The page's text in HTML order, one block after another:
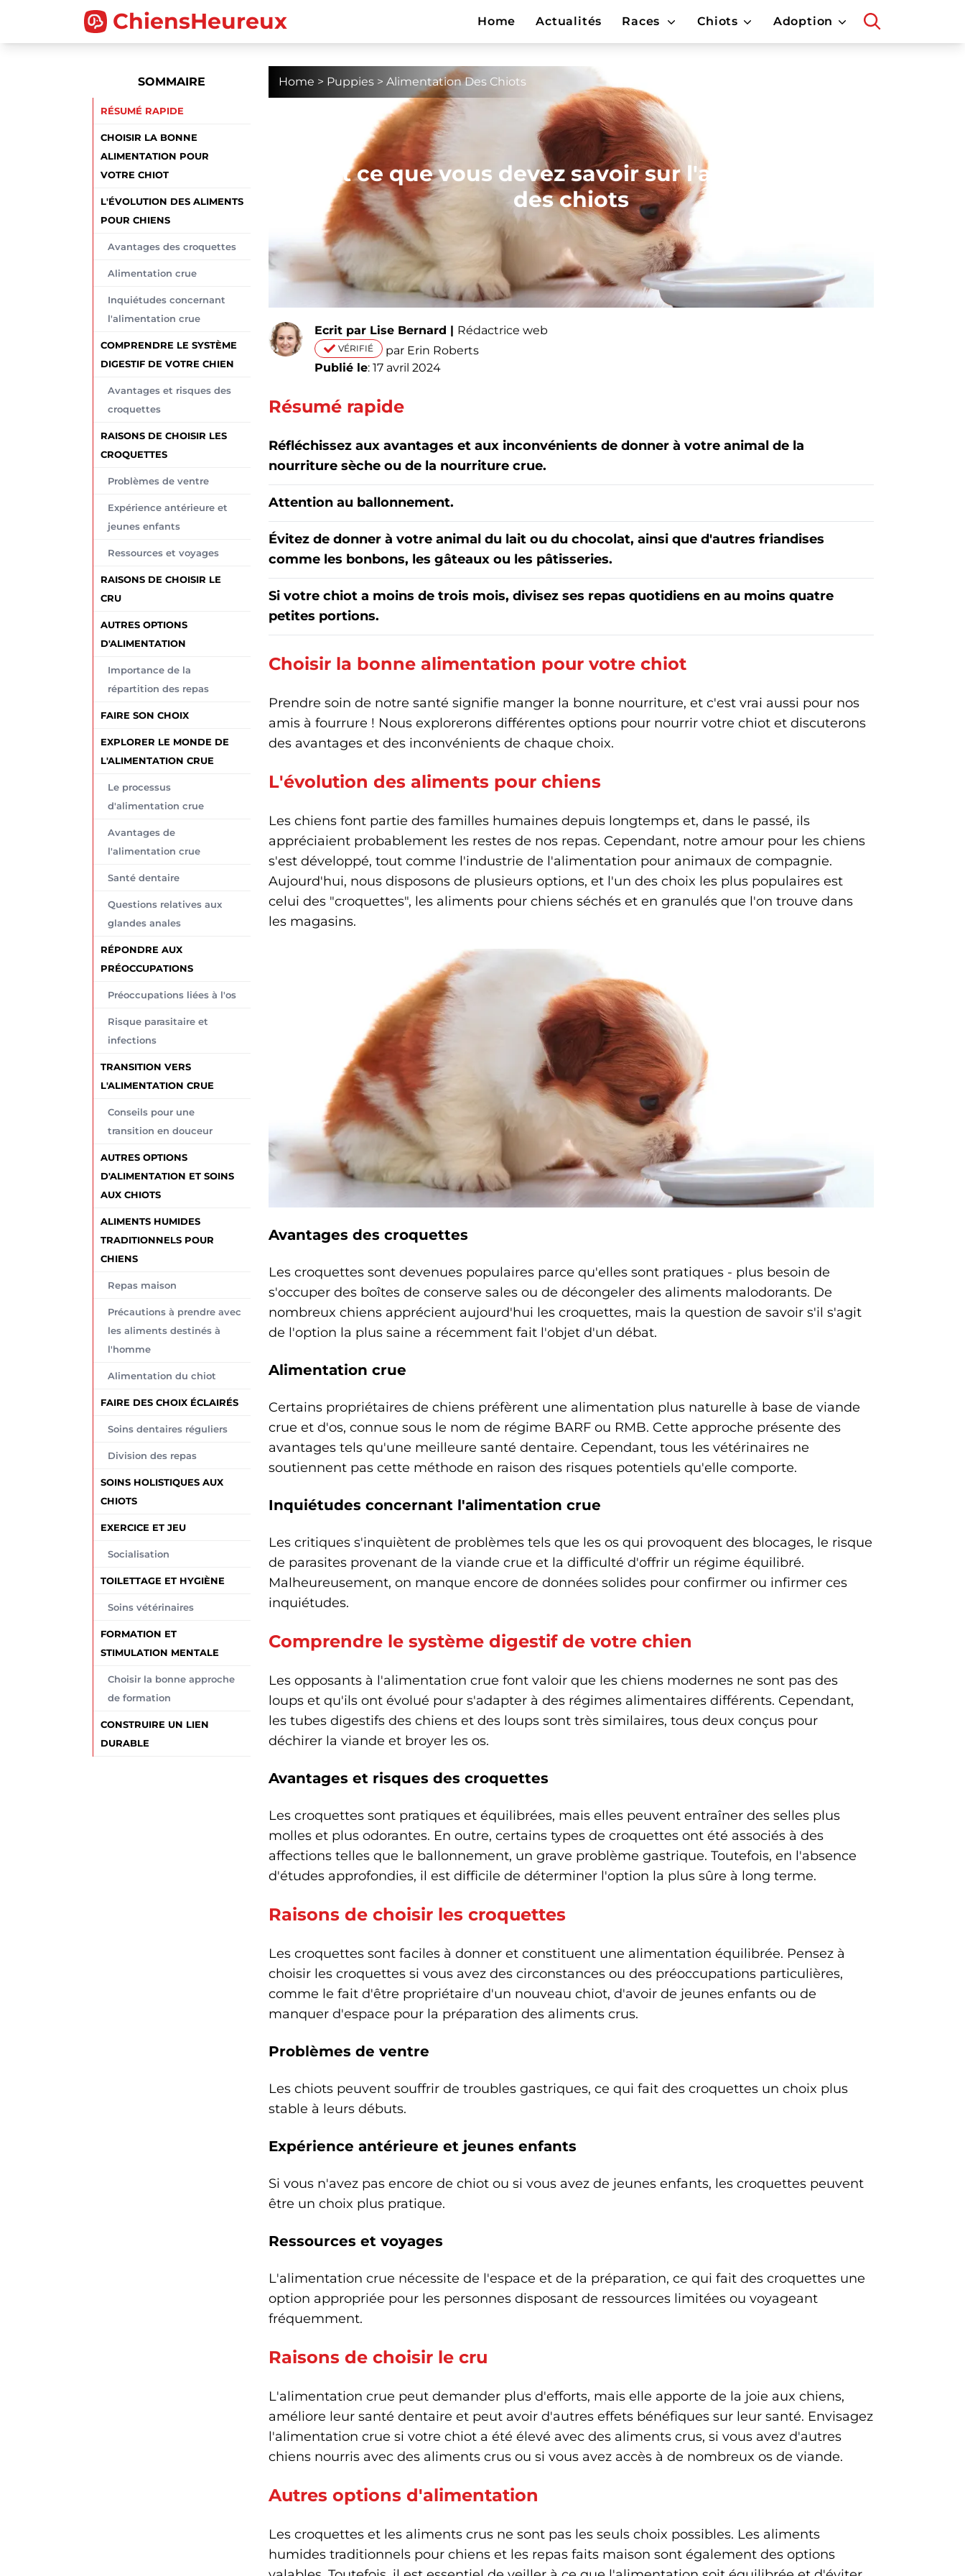
ChiensHeureux Home Actualités Races Chiots Adoption
SOMMAIRE
RÉSUMÉ RAPIDE
CHOISIR LA BONNE
ALIMENTATION POUR
VOTRE CHIOT
L'ÉVOLUTION DES ALIMENTS
POUR CHIENS
Avantages des croquettes
Alimentation crue
Inquiétudes concernant
l'alimentation crue
COMPRENDRE LE SYSTÈME
DIGESTIF DE VOTRE CHIEN
Avantages et risques des
croquettes
RAISONS DE CHOISIR LES
CROQUETTES
Problèmes de ventre
Expérience antérieure et
jeunes enfants
Ressources et voyages
RAISONS DE CHOISIR LE
CRU
AUTRES OPTIONS
D'ALIMENTATION
Importance de la
répartition des repas
FAIRE SON CHOIX
EXPLORER LE MONDE DE
L'ALIMENTATION CRUE
Le processus
d'alimentation crue
Avantages de
l'alimentation crue
Santé dentaire
Questions relatives aux
glandes anales
RÉPONDRE AUX
PRÉOCCUPATIONS
Préoccupations liées à l'os
Risque parasitaire et
infections
TRANSITION VERS
L'ALIMENTATION CRUE
Conseils pour une
transition en douceur
AUTRES OPTIONS
D'ALIMENTATION ET SOINS
AUX CHIOTS
ALIMENTS HUMIDES
TRADITIONNELS POUR
CHIENS
Repas maison
Précautions à prendre avec
les aliments destinés à
l'homme
Alimentation du chiot
FAIRE DES CHOIX ÉCLAIRÉS
Soins dentaires réguliers
Division des repas
SOINS HOLISTIQUES AUX
CHIOTS
EXERCICE ET JEU
Socialisation
TOILETTAGE ET HYGIÈNE
Soins vétérinaires
FORMATION ET
STIMULATION MENTALE
Choisir la bonne approche
de formation
CONSTRUIRE UN LIEN
DURABLE
Home > Puppies > Alimentation Des Chiots
Tout ce que vous devez savoir sur l'alimentation
des chiots
Ecrit par Lise Bernard | Rédactrice web
VÉRIFIÉ
par Erin Roberts
Publié le: 17 avril 2024
Résumé rapide
Réfléchissez aux avantages et aux inconvénients de donner à votre animal de la
nourriture sèche ou de la nourriture crue.
Attention au ballonnement.
Évitez de donner à votre animal du lait ou du chocolat, ainsi que d'autres friandises
comme les bonbons, les gâteaux ou les pâtisseries.
Si votre chiot a moins de trois mois, divisez ses repas quotidiens en au moins quatre
petites portions.
Choisir la bonne alimentation pour votre chiot
Prendre soin de notre santé signifie manger la bonne nourriture, et c'est vrai aussi pour nos
amis à fourrure ! Nous explorerons différentes options pour nourrir votre chiot et discuterons
des avantages et des inconvénients de chaque choix.
L'évolution des aliments pour chiens
Les chiens font partie des familles humaines depuis longtemps et, dans le passé, ils
appréciaient probablement les restes de nos repas. Cependant, notre amour pour les chiens
s'est développé, tout comme l'industrie de l'alimentation pour animaux de compagnie.
Aujourd'hui, nous disposons de plusieurs options, et l'un des choix les plus populaires est
celui des "croquettes", les aliments pour chiens séchés et en granulés que l'on trouve dans
les magasins.
Avantages des croquettes
Les croquettes sont devenues populaires parce qu'elles sont pratiques - plus besoin de
s'occuper des boîtes de conserve sales ou de décongeler des aliments malodorants. De
nombreux chiens apprécient aujourd'hui les croquettes, mais la question de savoir s'il s'agit
de l'option la plus saine a récemment fait l'objet d'un débat.
Alimentation crue
Certains propriétaires de chiens préfèrent une alimentation plus naturelle à base de viande
crue et d'os, connue sous le nom de régime BARF ou RMB. Cette approche présente des
avantages tels qu'une meilleure santé dentaire. Cependant, tous les vétérinaires ne
soutiennent pas cette méthode en raison des risques potentiels qu'elle comporte.
Inquiétudes concernant l'alimentation crue
Les critiques s'inquiètent de problèmes tels que les os qui provoquent des blocages, le risque
de parasites provenant de la viande crue et la difficulté d'offrir un régime équilibré.
Malheureusement, on manque encore de données solides pour confirmer ou infirmer ces
inquiétudes.
Comprendre le système digestif de votre chien
Les opposants à l'alimentation crue font valoir que les chiens modernes ne sont pas des
loups et qu'ils ont évolué pour s'adapter à des régimes alimentaires différents. Cependant,
les tubes digestifs des chiens et des loups sont très similaires, tous deux conçus pour
déchirer la viande et broyer les os.
Avantages et risques des croquettes
Les croquettes sont pratiques et équilibrées, mais elles peuvent entraîner des selles plus
molles et plus odorantes. En outre, certains types de croquettes ont été associés à des
affections telles que le ballonnement, un grave problème gastrique. Toutefois, en l'absence
d'études approfondies, il est difficile de déterminer l'option la plus sûre à long terme.
Raisons de choisir les croquettes
Les croquettes sont faciles à donner et constituent une alimentation équilibrée. Pensez à
choisir les croquettes si vous avez des circonstances ou des préoccupations particulières,
comme le fait d'être propriétaire d'un nouveau chiot, d'avoir de jeunes enfants ou de
manquer d'espace pour la préparation des aliments crus.
Problèmes de ventre
Les chiots peuvent souffrir de troubles gastriques, ce qui fait des croquettes un choix plus
stable à leurs débuts.
Expérience antérieure et jeunes enfants
Si vous n'avez pas encore de chiot ou si vous avez de jeunes enfants, les croquettes peuvent
être un choix plus pratique.
Ressources et voyages
L'alimentation crue nécessite de l'espace et de la préparation, ce qui fait des croquettes une
option appropriée pour les personnes disposant de ressources limitées ou voyageant
fréquemment.
Raisons de choisir le cru
L'alimentation crue peut demander plus d'efforts, mais elle apporte de la joie aux chiens,
améliore leur santé dentaire et peut avoir d'autres effets bénéfiques sur leur santé. Envisagez
l'alimentation crue si votre chiot a été élevé avec des aliments crus, si vous avez d'autres
chiens nourris avec des aliments crus ou si vous avez accès à de nombreux os de viande.
Autres options d'alimentation
Les croquettes et les aliments crus ne sont pas les seuls choix possibles. Les aliments
humides traditionnels pour chiens et les repas faits maison sont également des options